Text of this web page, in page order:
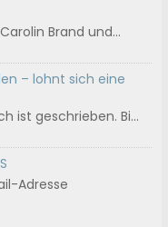
Name ist Carolin Brand und...
– lohnt sich eine
ist geschrieben. Bi...